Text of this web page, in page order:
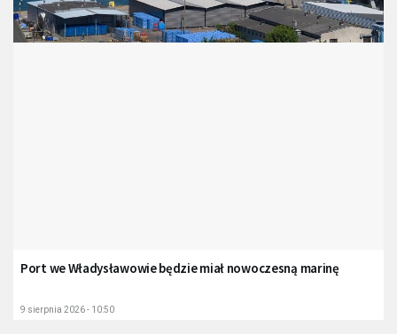
Port we Władysławowie będzie miał nowoczesną marinę
9 sierpnia 2026 - 10:50